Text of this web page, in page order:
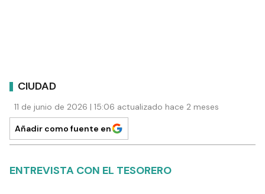
CIUDAD
11 de junio de 2026 | 15:06 actualizado hace 2 meses
Añadir como fuente en
ENTREVISTA CON EL TESORERO